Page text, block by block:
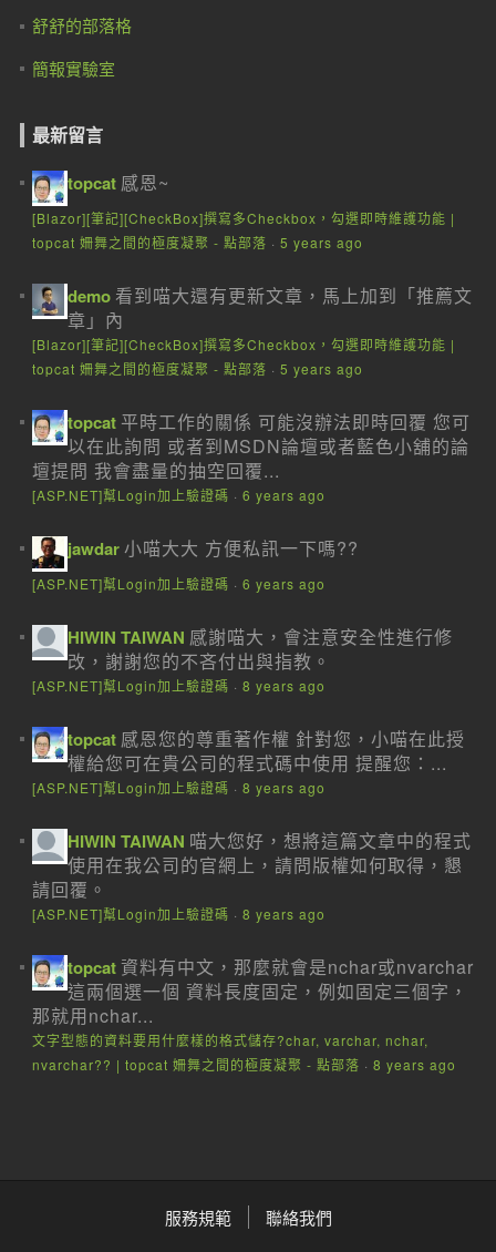
舒舒的部落格
簡報實驗室
最新留言
topcat 感恩~
[Blazor][筆記][CheckBox]撰寫多Checkbox，勾選即時維護功能 |
topcat 姍舞之間的極度凝聚 - 點部落 · 5 years ago
demo 看到喵大還有更新文章，馬上加到「推薦文
章」內
[Blazor][筆記][CheckBox]撰寫多Checkbox，勾選即時維護功能 |
topcat 姍舞之間的極度凝聚 - 點部落 · 5 years ago
topcat 平時工作的關係 可能沒辦法即時回覆 您可
以在此詢問 或者到MSDN論壇或者藍色小舖的論
壇提問 我會盡量的抽空回覆...
[ASP.NET]幫Login加上驗證碼 · 6 years ago
jawdar小喵大大 方便私訊一下嗎??
[ASP.NET]幫Login加上驗證碼 · 6 years ago
HIWIN TAIWAN 感謝喵大，會注意安全性進行修
改，謝謝您的不吝付出與指教。
[ASP.NET]幫Login加上驗證碼 · 8 years ago
topcat 感恩您的尊重著作權 針對您，小喵在此授
權給您可在貴公司的程式碼中使用 提醒您：...
[ASP.NET]幫Login加上驗證碼 · 8 years ago
HIWIN TAIWAN 喵大您好，想將這篇文章中的程式
使用在我公司的官網上，請問版權如何取得，懇
請回覆。
[ASP.NET]幫Login加上驗證碼 · 8 years ago
topcat資料有中文，那麼就會是nchar或nvarchar
這兩個選一個 資料長度固定，例如固定三個字，
那就用nchar...
文字型態的資料要用什麼樣的格式儲存?char, varchar, nchar,
nvarchar?? | topcat 姍舞之間的極度凝聚 - 點部落 · 8 years ago
服務規範 聯絡我們